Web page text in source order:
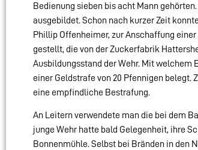
Bedienung sieben bis acht Mann
ausgebildet. Schon nach kurzer Zeit
Phillip Offenheimer, zur Anschaffung
gestellt, die von der Zuckerfabrik
Ausbildungsstand der Wehr. Mit welchem
einer Geldstrafe von 20 Pfennigen belegt.
eine empfindliche Bestrafung.
An Leitern verwendete man die bei dem
junge Wehr hatte bald Gelegenheit, ihre
Bonnenmühle. Selbst bei Bränden in den